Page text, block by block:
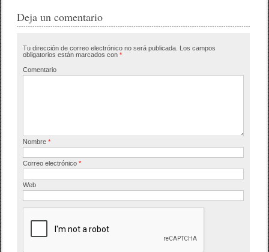
e
o
o
er p
tir
Deja un comentario
Tu dirección de correo electrónico no será publicada. Los campos
obligatorios están marcados con*
Comentario
Nombre*
Correo electrónico*
Web